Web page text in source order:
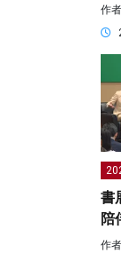
作
書
陪
作